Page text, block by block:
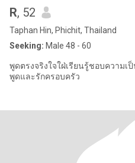
R, 52
Taphan Hin, Phichit, Thailand
Seeking: Male 48 - 60
พูดตรงจริงใจใฝ่เรียนรู้ชอบความเ
พูดและรักครอบครัว